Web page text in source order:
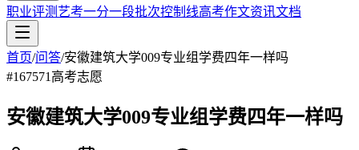
职业评测 艺考一分一段批次控制线高考作文资讯文档
首页/问答/安徽建筑大学009专业组学费四年一样吗
#167571 高考志愿
安徽建筑大学009专业组学费四年一样吗